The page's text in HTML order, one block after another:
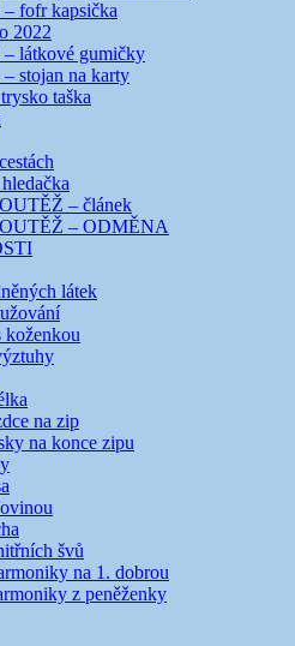
fofr kapsička
2022
látkové gumičky
stojan na karty
taška
– článek
– ODMĚNA
látek
koženkou
na zip
na konce zipu
švů
na 1. dobrou
z peněženky